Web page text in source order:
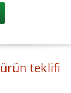
teklifi